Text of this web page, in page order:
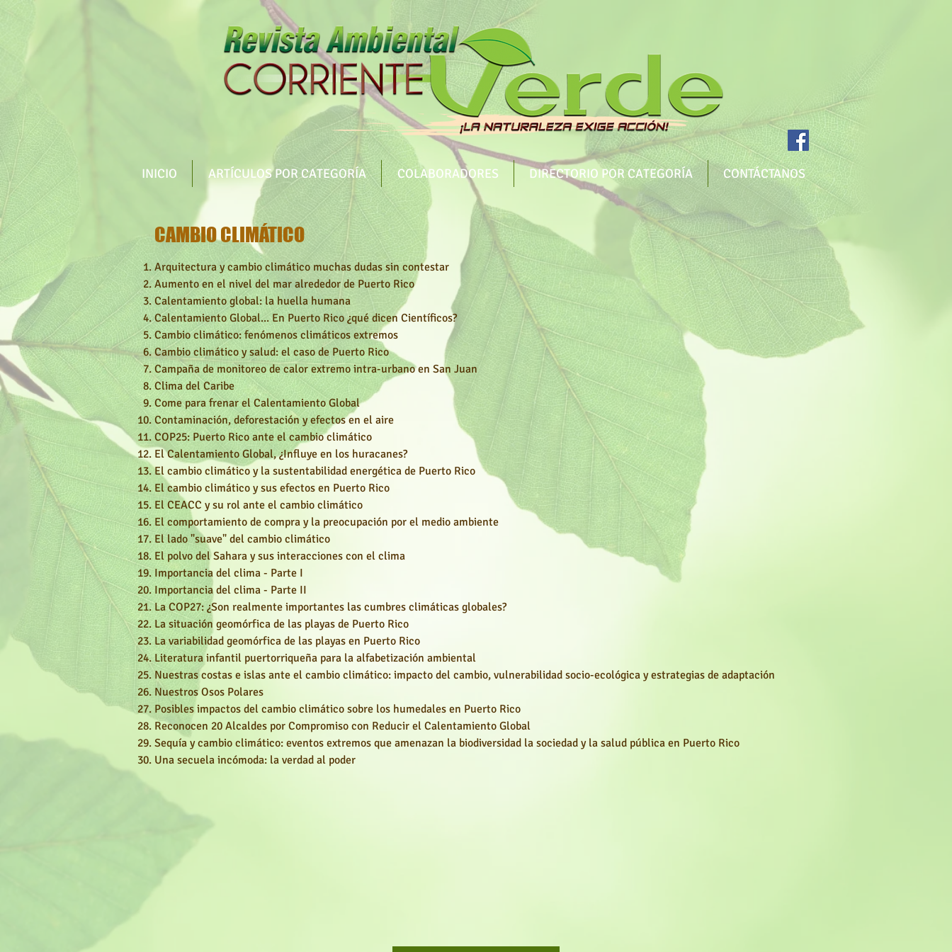
INICIO ARTÍCULOS POR CATEGORÍA COLABORADORES DIRECTORIO POR CATEGORÍA CONTÁCTANOS
CAMBIO CLIMÁTICO
Arquitectura y cambio climático muchas dudas sin contestar
Aumento en el nivel del mar alrededor de Puerto Rico
Calentamiento global: la huella humana
Calentamiento Global... En Puerto Rico ¿qué dicen Científicos?
Cambio climático: fenómenos climáticos extremos
Cambio climático y salud: el caso de Puerto Rico
Campaña de monitoreo de calor extremo intra-urbano en San Juan
Clima del Caribe
Come para frenar el Calentamiento Global
Contaminación, deforestación y efectos en el aire
COP25: Puerto Rico ante el cambio climático
El Calentamiento Global, ¿Influye en los huracanes?
El cambio climático y la sustentabilidad energética de Puerto Rico
El cambio climático y sus efectos en Puerto Rico
El CEACC y su rol ante el cambio climático
El comportamiento de compra y la preocupación por el medio ambiente
El lado "suave" del cambio climático
El polvo del Sahara y sus interacciones con el clima
Importancia del clima - Parte I
Importancia del clima - Parte II
La COP27: ¿Son realmente importantes las cumbres climáticas globales?
La situación geomórfica de las playas de Puerto Rico
La variabilidad geomórfica de las playas en Puerto Rico
Literatura infantil puertorriqueña para la alfabetización ambiental
Nuestras costas e islas ante el cambio climático: impacto del cambio, vulnerabilidad socio-ecológica y estrategias de adaptación
Nuestros Osos Polares
Posibles impactos del cambio climático sobre los humedales en Puerto Rico
Reconocen 20 Alcaldes por Compromiso con Reducir el Calentamiento Global
Sequía y cambio climático: eventos extremos que amenazan la biodiversidad la sociedad y la salud pública en Puerto Rico
Una secuela incómoda: la verdad al poder